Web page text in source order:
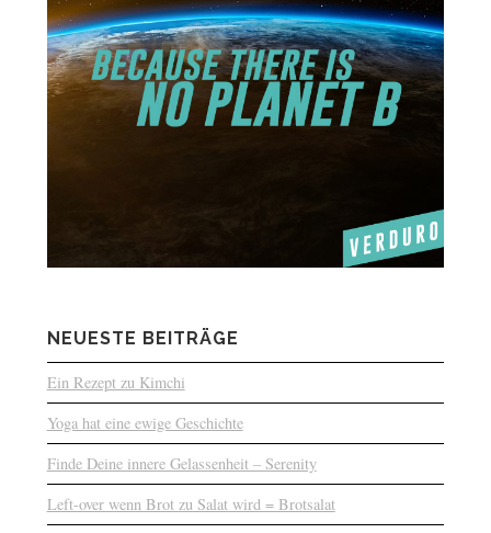
NEUESTE BEITRÄGE
Ein Rezept zu Kimchi
Yoga hat eine ewige Geschichte
Finde Deine innere Gelassenheit – Serenity
Left-over wenn Brot zu Salat wird = Brotsalat